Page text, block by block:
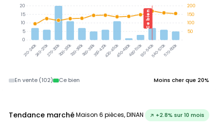
210-240k240-270k270-300k300-330k330-360k360-390k390-420k420-450k450-480k480-510k510-540k540-570k570-600k
Ce bien
200
150
100
50
20
15
10
5
0
En vente (102) Ce bien Moins cher que 20%
Tendance marchéMaison 6 pièces, DINAN ↗ +2.8% sur 10 mois